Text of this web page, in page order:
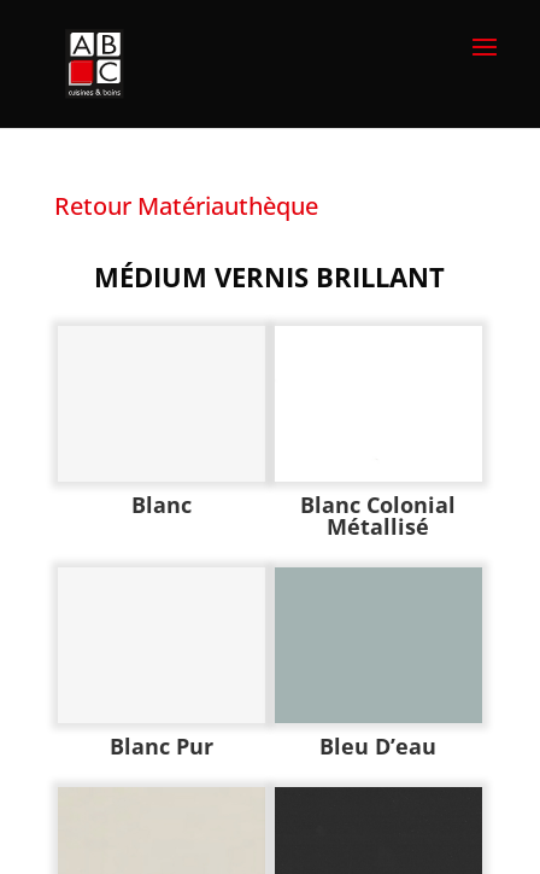
Retour Matériauthèque
MÉDIUM VERNIS BRILLANT
Blanc Blanc Colonial
Métallisé
Blanc Pur Bleu D’eau